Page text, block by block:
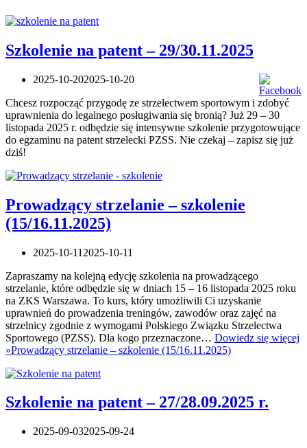
Szkolenie na patent – 29/30.11.2025
2025-10-202025-10-20
Chcesz rozpocząć przygodę ze strzelectwem sportowym i zdobyć
uprawnienia do legalnego posługiwania się bronią? Już 29 – 30
listopada 2025 r. odbędzie się intensywne szkolenie przygotowujące
do egzaminu na patent strzelecki PZSS. Nie czekaj – zapisz się już
dziś!
Prowadzący strzelanie – szkolenie
(15/16.11.2025)
2025-10-11 2025-10-11
Zapraszamy na kolejną edycję szkolenia na prowadzącego
strzelanie, które odbędzie się w dniach 15 – 16 listopada 2025 roku
na ZKS Warszawa. To kurs, który umożliwili Ci uzyskanie
uprawnień do prowadzenia treningów, zawodów oraz zajęć na
strzelnicy zgodnie z wymogami Polskiego Związku Strzelectwa
Sportowego (PZSS). Dla kogo przeznaczone… Dowiedz się więcej
»Prowadzący strzelanie – szkolenie (15/16.11.2025)
Szkolenie na patent – 27/28.09.2025 r.
2025-09-032025-09-24